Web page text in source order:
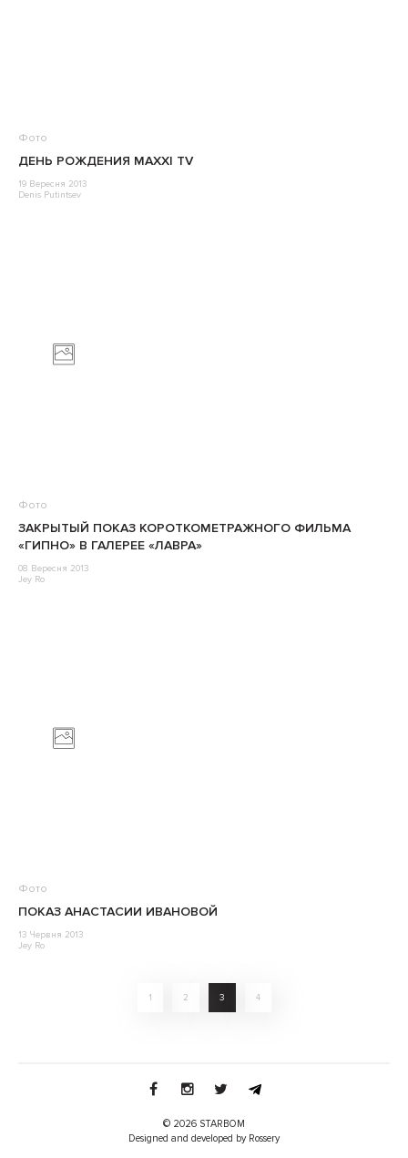
Фото
ДЕНЬ РОЖДЕНИЯ MAXXI TV
19 Вересня 2013
Denis Putintsev
Фото
ЗАКРЫТЫЙ ПОКАЗ КОРОТКОМЕТРАЖНОГО ФИЛЬМА
«ГИПНО» В ГАЛЕРЕЕ «ЛАВРА»
08 Вересня 2013
Jey Ro
Фото
ПОКАЗ АНАСТАСИИ ИВАНОВОЙ
13 Червня 2013
Jey Ro
1 2 3 4
© 2026 STARBOM
Designed and developed by Rossery